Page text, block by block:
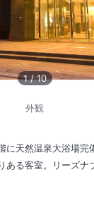
1 /10
外観
に天然温泉大浴場完
ある客室。リーズナ